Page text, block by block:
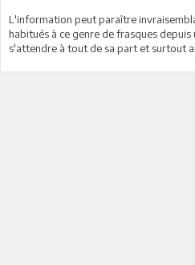
L'information peut paraître
habitués à ce genre de frasques
s'attendre à tout de sa part et surtout